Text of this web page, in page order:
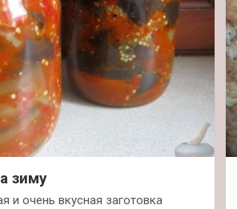
зиму
и очень вкусная заготовка